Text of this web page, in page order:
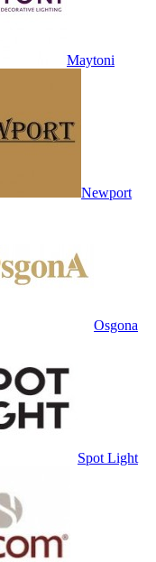
Maytoni
Newport
Osgona
Spot Light